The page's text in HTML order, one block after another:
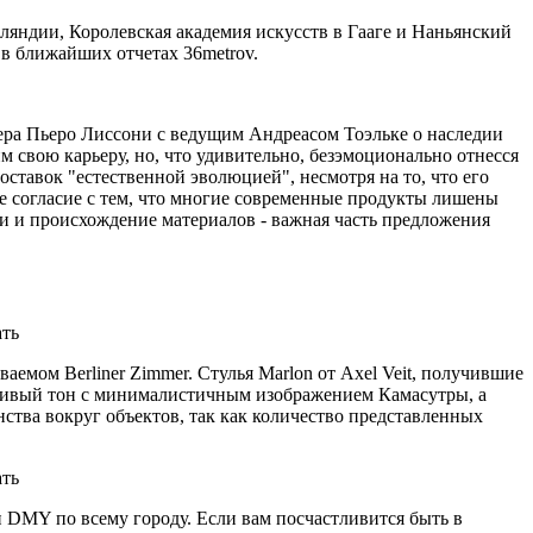
Королевская академия искусств в Гааге и Наньянский
ближайших отчетах 36metrov.
Пьеро Лиссони с ведущим Андреасом Тоэльке о наследии
карьеру, но, что удивительно, безэмоционально отнесся
"естественной эволюцией", несмотря на то, что его
согласие с тем, что многие современные продукты лишены
происхождение материалов - важная часть предложения
Berliner Zimmer. Стулья Marlon от Axel Veit, получившие
тон с минималистичным изображением Камасутры, а
вокруг объектов, так как количество представленных
по всему городу. Если вам посчастливится быть в